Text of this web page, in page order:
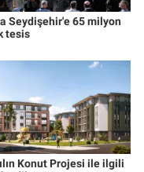
Seydişehir'e 65 milyon
tesis
Konut Projesi ile ilgili